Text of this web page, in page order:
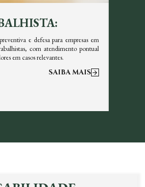
e defesa para empresas em
com atendimento pontual
em casos relevantes.
SAIBA MAIS